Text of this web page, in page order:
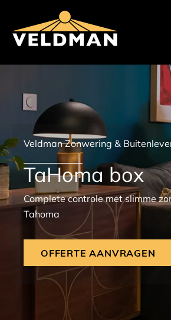
Veldman Zonwering &
TaHoma box
Complete controle met slimme
Tahoma
OFFERTE AANVRAGEN